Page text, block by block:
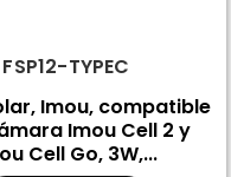
FSP12-TYPEC
Imou, compatible
Imou Cell 2 y
Cell Go, 3W,...